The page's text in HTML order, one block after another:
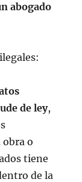
abogado
de ley,
o
tiene
de la